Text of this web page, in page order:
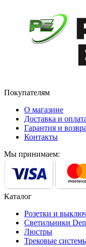
Покупателям
О магазине
Доставка и
Гарантия и
Контакты
Мы принимаем:
Каталог
Розетки и
Светильники
Люстры
Трековые